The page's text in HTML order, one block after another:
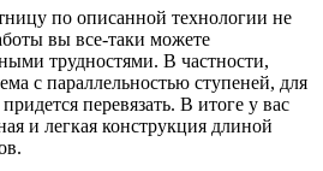
по описанной технологии не
вы все-таки можете
трудностями. В частности,
с параллельностью ступеней, для
перевязать. В итоге у вас
и легкая конструкция длиной